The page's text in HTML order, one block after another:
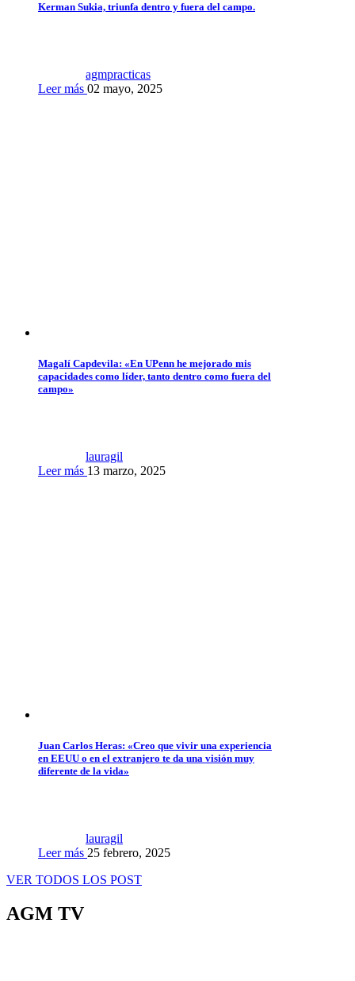
Kerman Sukia, triunfa dentro y fuera del campo.
agmpracticas
Leer más 02 mayo, 2025
Magalí Capdevila: «En UPenn he mejorado mis
capacidades como líder, tanto dentro como fuera del
campo»
lauragil
Leer más 13 marzo, 2025
Juan Carlos Heras: «Creo que vivir una experiencia
en EEUU o en el extranjero te da una visión muy
diferente de la vida»
lauragil
Leer más 25 febrero, 2025
VER TODOS LOS POST
AGM TV